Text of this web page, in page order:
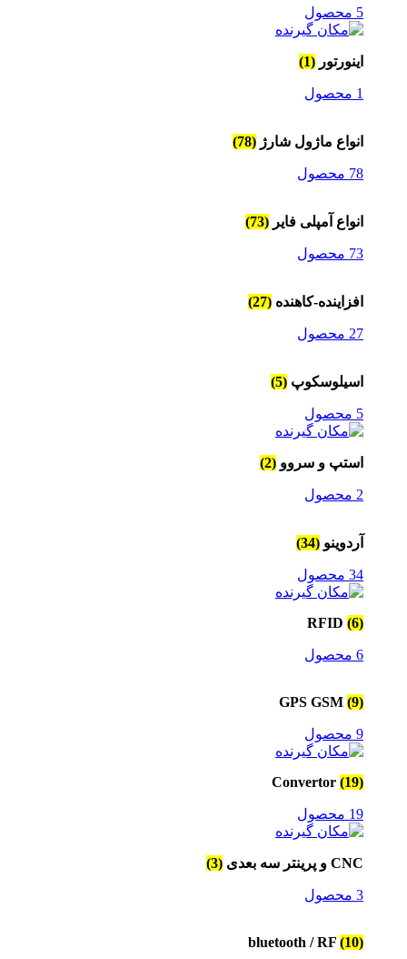
5 محصول
اینورتور (1)
1 محصول
انواع ماژول شارژ (78)
78 محصول
انواع آمپلی فایر (73)
73 محصول
افزاینده-کاهنده (27)
27 محصول
اسیلوسکوپ (5)
5 محصول
استپ و سروو (2)
2 محصول
آردوینو (34)
34 محصول
RFID (6)
6 محصول
GPS GSM (9)
9 محصول
Convertor (19)
19 محصول
CNC و پرینتر سه بعدی (3)
3 محصول
bluetooth / RF (10)